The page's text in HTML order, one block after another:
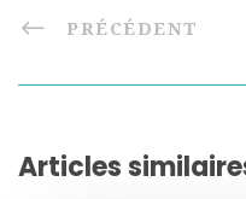
PRÉCÉDENT
Articles